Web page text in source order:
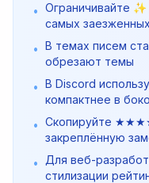
• Ограничивайте
самых
• В темах писем
обрезают темы
• В Discord
компактнее в
• Скопируйте
закреплённую
•
Для веб-
стилизации